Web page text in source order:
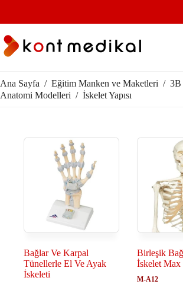
Ana Sayfa / Eğitim Manken ve Maketleri / 3B
Anatomi Modelleri / İskelet Yapısı
Bağlar Ve Karpal
Tünellerle El Ve Ayak
İskeleti
Birleşik
İskelet Max
M-A12